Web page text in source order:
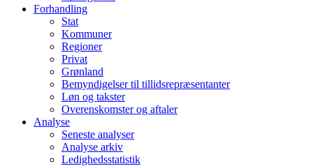
Forhandling
Stat
Kommuner
Regioner
Privat
Grønland
Bemyndigelser til tillidsrepræsentanter
Løn og takster
Overenskomster og aftaler
Analyse
Seneste analyser
Analyse arkiv
Ledighedsstatistik